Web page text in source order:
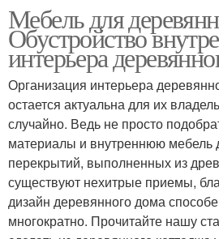
Мебель для
Обустройство
интерьера
Организация интерьера
остается актуальна для их
случайно. Ведь не просто
материалы и внутреннюю мебель
перекрытий, выполненных из
существуют нехитрые приемы,
дизайн деревянного дома
многократно. Прочитайте нашу